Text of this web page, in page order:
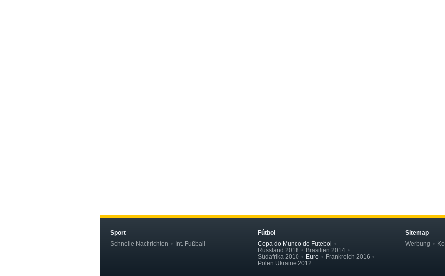
Sport
Schnelle Nachrichten
Int. Fußball
Fútbol
Copa do Mundo de Futebol
Russland 2018
Brasilien 2014
Südafrika 2010
Euro
Frankreich 2016
Polen Ukraine 2012
Sitemap
Werbung